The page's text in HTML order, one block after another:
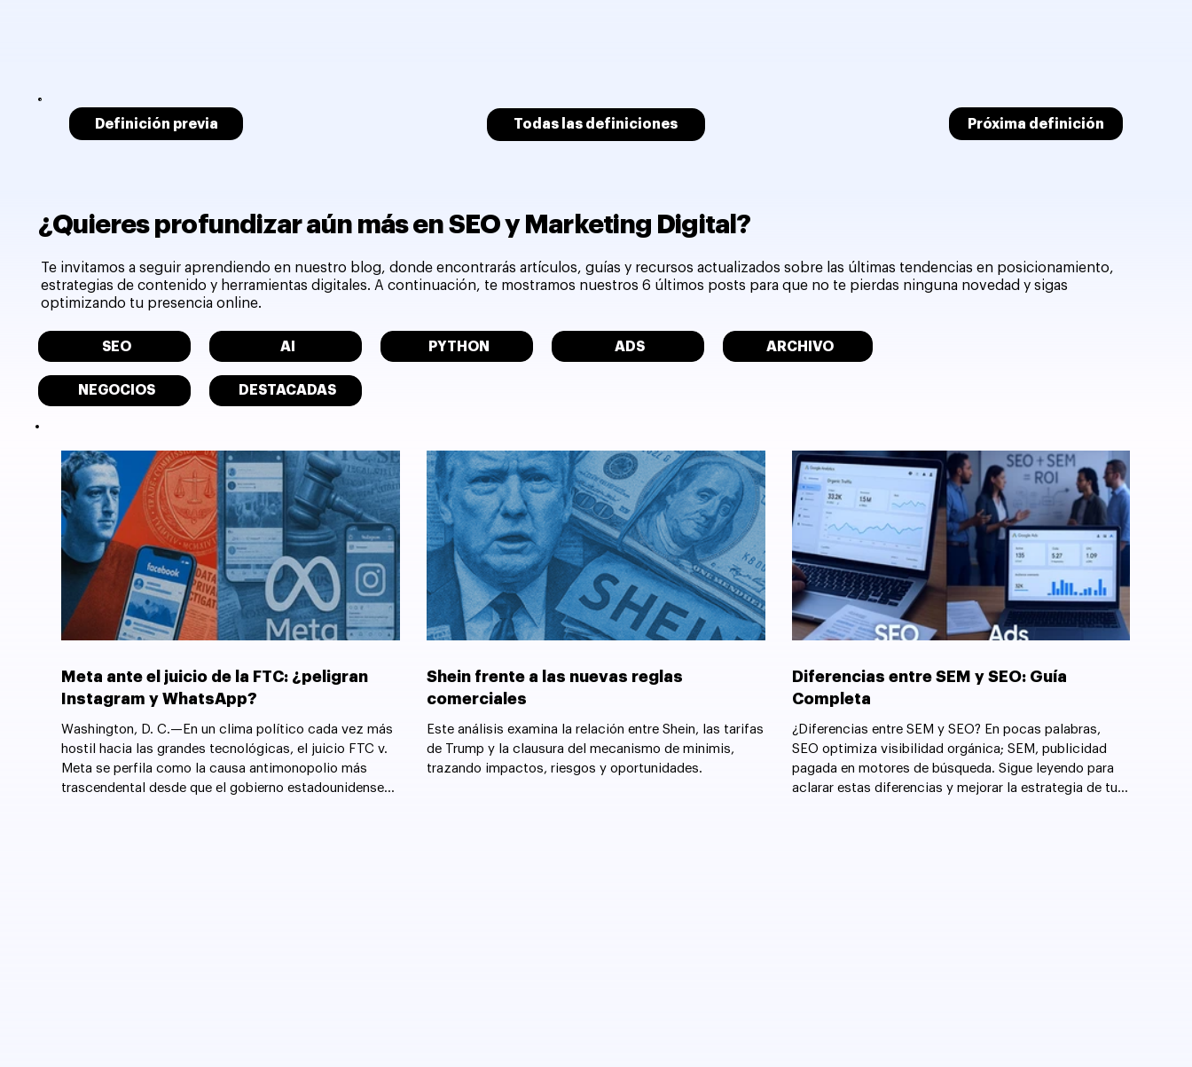
Definición previa Todas las definiciones Próxima definición
¿Quieres profundizar aún más en SEO y Marketing Digital?
Te invitamos a seguir aprendiendo en nuestro blog, donde encontrarás artículos, guías y recursos actualizados sobre las últimas tendencias en posicionamiento,
estrategias de contenido y herramientas digitales. A continuación, te mostramos nuestros 6 últimos posts para que no te pierdas ninguna novedad y sigas
optimizando tu presencia online.
SEO AI PYTHON ADS ARCHIVO
NEGOCIOS DESTACADAS
Meta ante el juicio de la FTC: ¿peligran
Instagram y WhatsApp?
Washington, D. C.—En un clima político cada vez más
hostil hacia las grandes tecnológicas, el juicio FTC v.
Meta se perfila como la causa antimonopolio más
trascendental desde que el gobierno estadounidense
Shein frente a las nuevas reglas
comerciales
Este análisis examina la relación entre Shein, las tarifas
de Trump y la clausura del mecanismo de minimis,
trazando impactos, riesgos y oportunidades.
Diferencias entre SEM y SEO: Guía
Completa
¿Diferencias entre SEM y SEO? En pocas palabras,
SEO optimiza visibilidad orgánica; SEM, publicidad
pagada en motores de búsqueda. Sigue leyendo para
aclarar estas diferencias y mejorar la estrategia de tu